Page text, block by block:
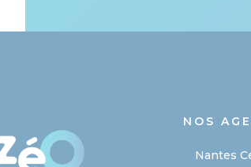
NOS
Nantes